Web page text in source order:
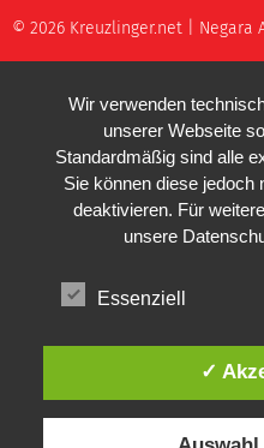
© 2026 Kreuzlinger.net | Negara
Wir verwenden
unserer Webseite
Standardmäßig sind alle
Sie können diese jedoch
deaktivieren. Für
unsere
Essenziell
✓